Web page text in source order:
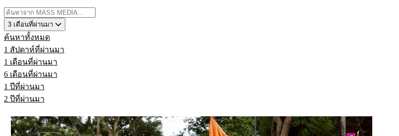
3 เดือนที่ผ่านมา
ค้นหาทั้งหมด
1 สัปดาห์ที่ผ่านมา
1 เดือนที่ผ่านมา
6 เดือนที่ผ่านมา
1 ปีที่ผ่านมา
2 ปีที่ผ่านมา